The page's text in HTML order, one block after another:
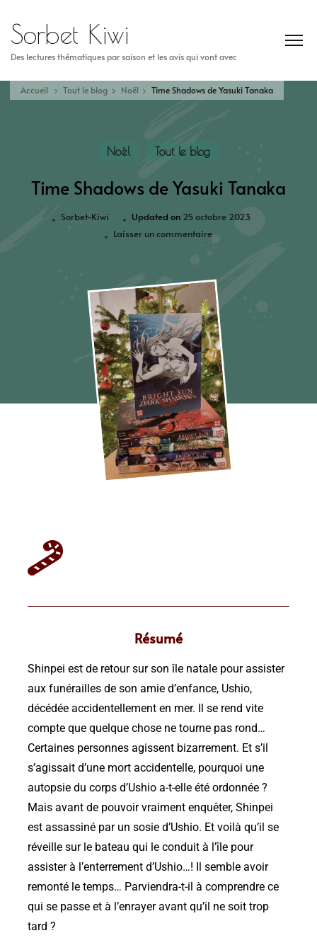
Sorbet Kiwi
Des lectures thématiques par saison et les avis qui vont avec
Accueil Tout le blog Noël Time Shadows de Yasuki Tanaka
Noël Tout le blog
Time Shadows de Yasuki Tanaka
Sorbet-Kiwi Updated on 25 octobre 2023
Laisser un commentaire
Résumé
Shinpei est de retour sur son île natale pour assister
aux funérailles de son amie d’enfance, Ushio,
décédée accidentellement en mer. Il se rend vite
compte que quelque chose ne tourne pas rond…
Certaines personnes agissent bizarrement. Et s’il
s’agissait d’une mort accidentelle, pourquoi une
autopsie du corps d’Ushio a-t-elle été ordonnée ?
Mais avant de pouvoir vraiment enquêter, Shinpei
est assassiné par un sosie d’Ushio. Et voilà qu’il se
réveille sur le bateau qui le conduit à l’île pour
assister à l’enterrement d’Ushio…! Il semble avoir
remonté le temps… Parviendra-t-il à comprendre ce
qui se passe et à l’enrayer avant qu’il ne soit trop
tard ?